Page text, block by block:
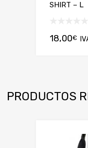
SHIRT – L
18,00€
PRODUCTOS